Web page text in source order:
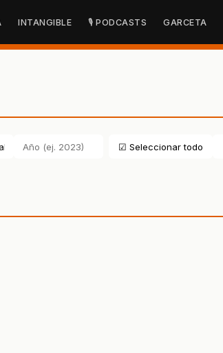
INTANGIBLE 🎙 PODCASTS GARCETA
☑ Seleccionar todo